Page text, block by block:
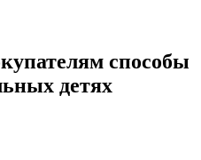
способы
детях